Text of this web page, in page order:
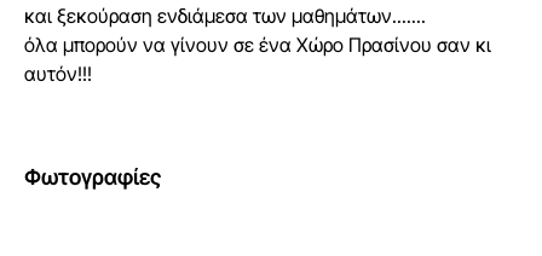
και ξεκούραση ενδιάμεσα των μαθημάτων.......
όλα μπορούν να γίνουν σε ένα Χώρο Πρασίνου σαν κι
αυτόν!!!
Φωτογραφίες